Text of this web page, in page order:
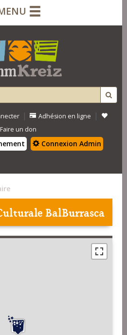
| Adhésion en ligne |
Faire un don
Connexion Admin
BalBurrasca